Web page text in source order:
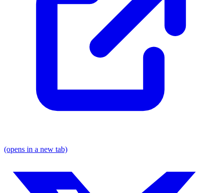
(opens in a new tab)